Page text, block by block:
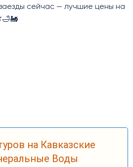
сейчас — лучшие цены на
на Кавказские
Воды